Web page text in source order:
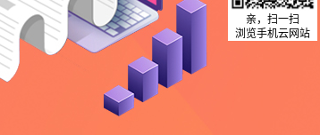
亲，扫一扫
浏览手机云网站